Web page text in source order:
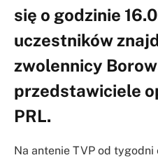
się o godzinie
uczestników
zwolennicy
przedstawiciele
PRL.
Na antenie TVP od tygodni